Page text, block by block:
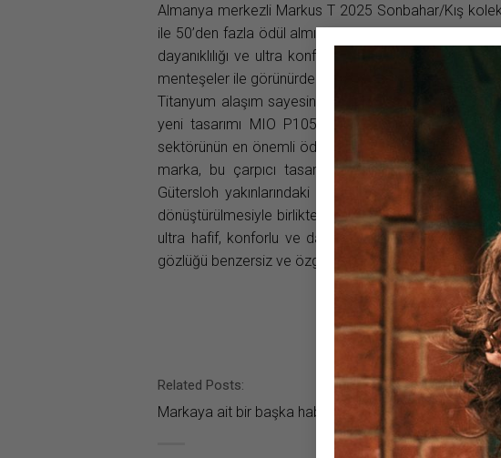
Almanya merkezli Markus T 2025 Sonbahar/Kış
ile 50’den fazla ödül almış olan Markus T’nin yeni
dayanıklılığı ve ultra konforlu gözlükleri garantiliyor.
menteşeler ile görünürde çelişkili iki özellik olan
Titanyum alaşım sayesinde özgün ve değerli
yeni tasarımı MIO P1055 ile de yeni sezonda yine
sektörünün en önemli ödüllerinden biri olan Silmo
marka, bu çarpıcı tasarımda formu ve derinlik
Gütersloh yakınlarındaki Isselhorst’ta eski bir tahıl
dönüştürülmesiyle birlikte, benzersiz bir çalışma
ultra hafif, konforlu ve dayanıklı modeller, saf
gözlüğü benzersiz ve özgün kılıyor.
Related Posts:
Markaya ait bir başka haber bulunamadı